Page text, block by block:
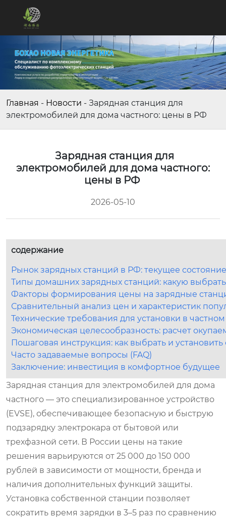
Главная - Новости - Зарядная станция для
электромобилей для дома частного: цены в РФ
Зарядная станция для
электромобилей для дома частного:
цены в РФ
2026-05-10
содержание
Рынок зарядных станций в РФ: текущее
Типы домашних зарядных станций: какую
Факторы формирования цены на зарядные
Сравнительный анализ цен и характеристик
Технические требования для установки в
Экономическая целесообразность: расчет
Пошаговая инструкция: как выбрать и
Часто задаваемые вопросы (FAQ)
Заключение: инвестиция в комфортное будущее
Зарядная станция для электромобилей для дома
частного — это специализированное устройство
(EVSE), обеспечивающее безопасную и быструю
подзарядку электрокара от бытовой или
трехфазной сети. В России цены на такие
решения варьируются от 25 000 до 150 000
рублей в зависимости от мощности, бренда и
наличия дополнительных функций защиты.
Установка собственной станции позволяет
сократить время зарядки в 3–5 раз по сравнению